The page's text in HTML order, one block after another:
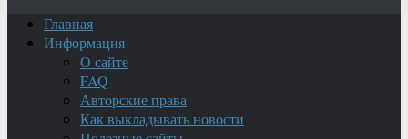
Главная
Информация
О сайте
FAQ
Авторские права
Как выкладывать новости